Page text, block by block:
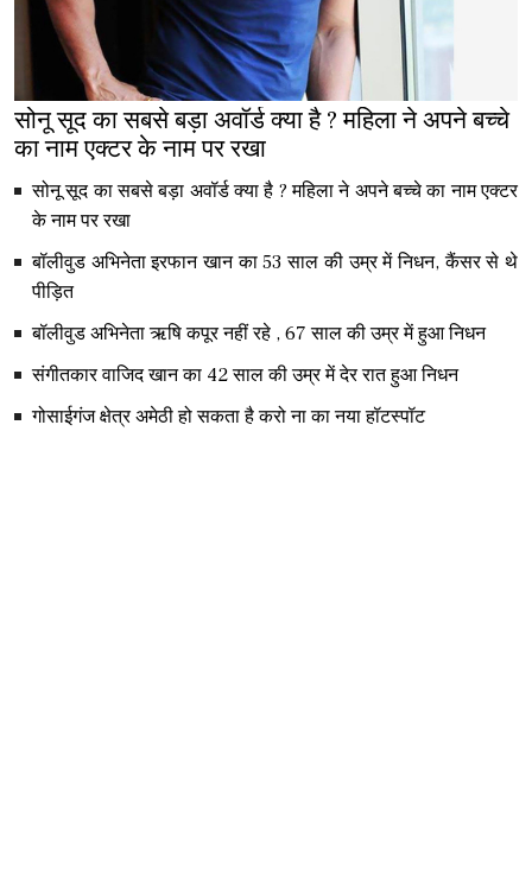
सोनू सूद का सबसे बड़ा अवॉर्ड क्या है ? महिला ने अपने बच्चे
का नाम एक्टर के नाम पर रखा
सोनू सूद का सबसे बड़ा अवॉर्ड क्या है ? महिला ने अपने बच्चे का नाम एक्टर
के नाम पर रखा
बॉलीवुड अभिनेता इरफान खान का 53 साल की उम्र में निधन, कैंसर से थे
पीड़ित
बॉलीवुड अभिनेता ऋषि कपूर नहीं रहे , 67 साल की उम्र में हुआ निधन
संगीतकार वाजिद खान का 42 साल की उम्र में देर रात हुआ निधन
गोसाईगंज क्षेत्र अमेठी हो सकता है करो ना का नया हॉटस्पॉट